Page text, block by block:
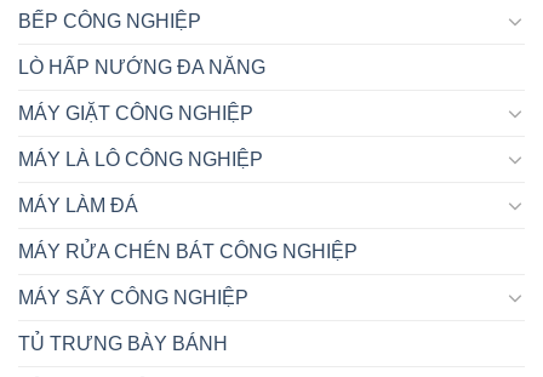
BẾP CÔNG NGHIỆP
LÒ HẤP NƯỚNG ĐA NĂNG
MÁY GIẶT CÔNG NGHIỆP
MÁY LÀ LÔ CÔNG NGHIỆP
MÁY LÀM ĐÁ
MÁY RỬA CHÉN BÁT CÔNG NGHIỆP
MÁY SẤY CÔNG NGHIỆP
TỦ TRƯNG BÀY BÁNH